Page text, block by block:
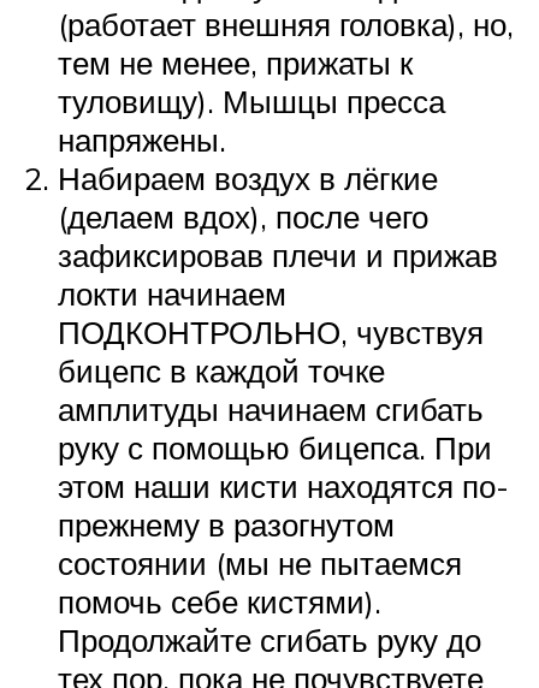
(работает внешняя головка), но,
тем не менее, прижаты к
туловищу). Мышцы пресса
напряжены.
Набираем воздух в лёгкие
(делаем вдох), после чего
зафиксировав плечи и прижав
локти начинаем
ПОДКОНТРОЛЬНО, чувствуя
бицепс в каждой точке
амплитуды начинаем сгибать
руку с помощью бицепса. При
этом наши кисти находятся по-
прежнему в разогнутом
состоянии (мы не пытаемся
помочь себе кистями).
Продолжайте сгибать руку до
тех пор, пока не почувствуете